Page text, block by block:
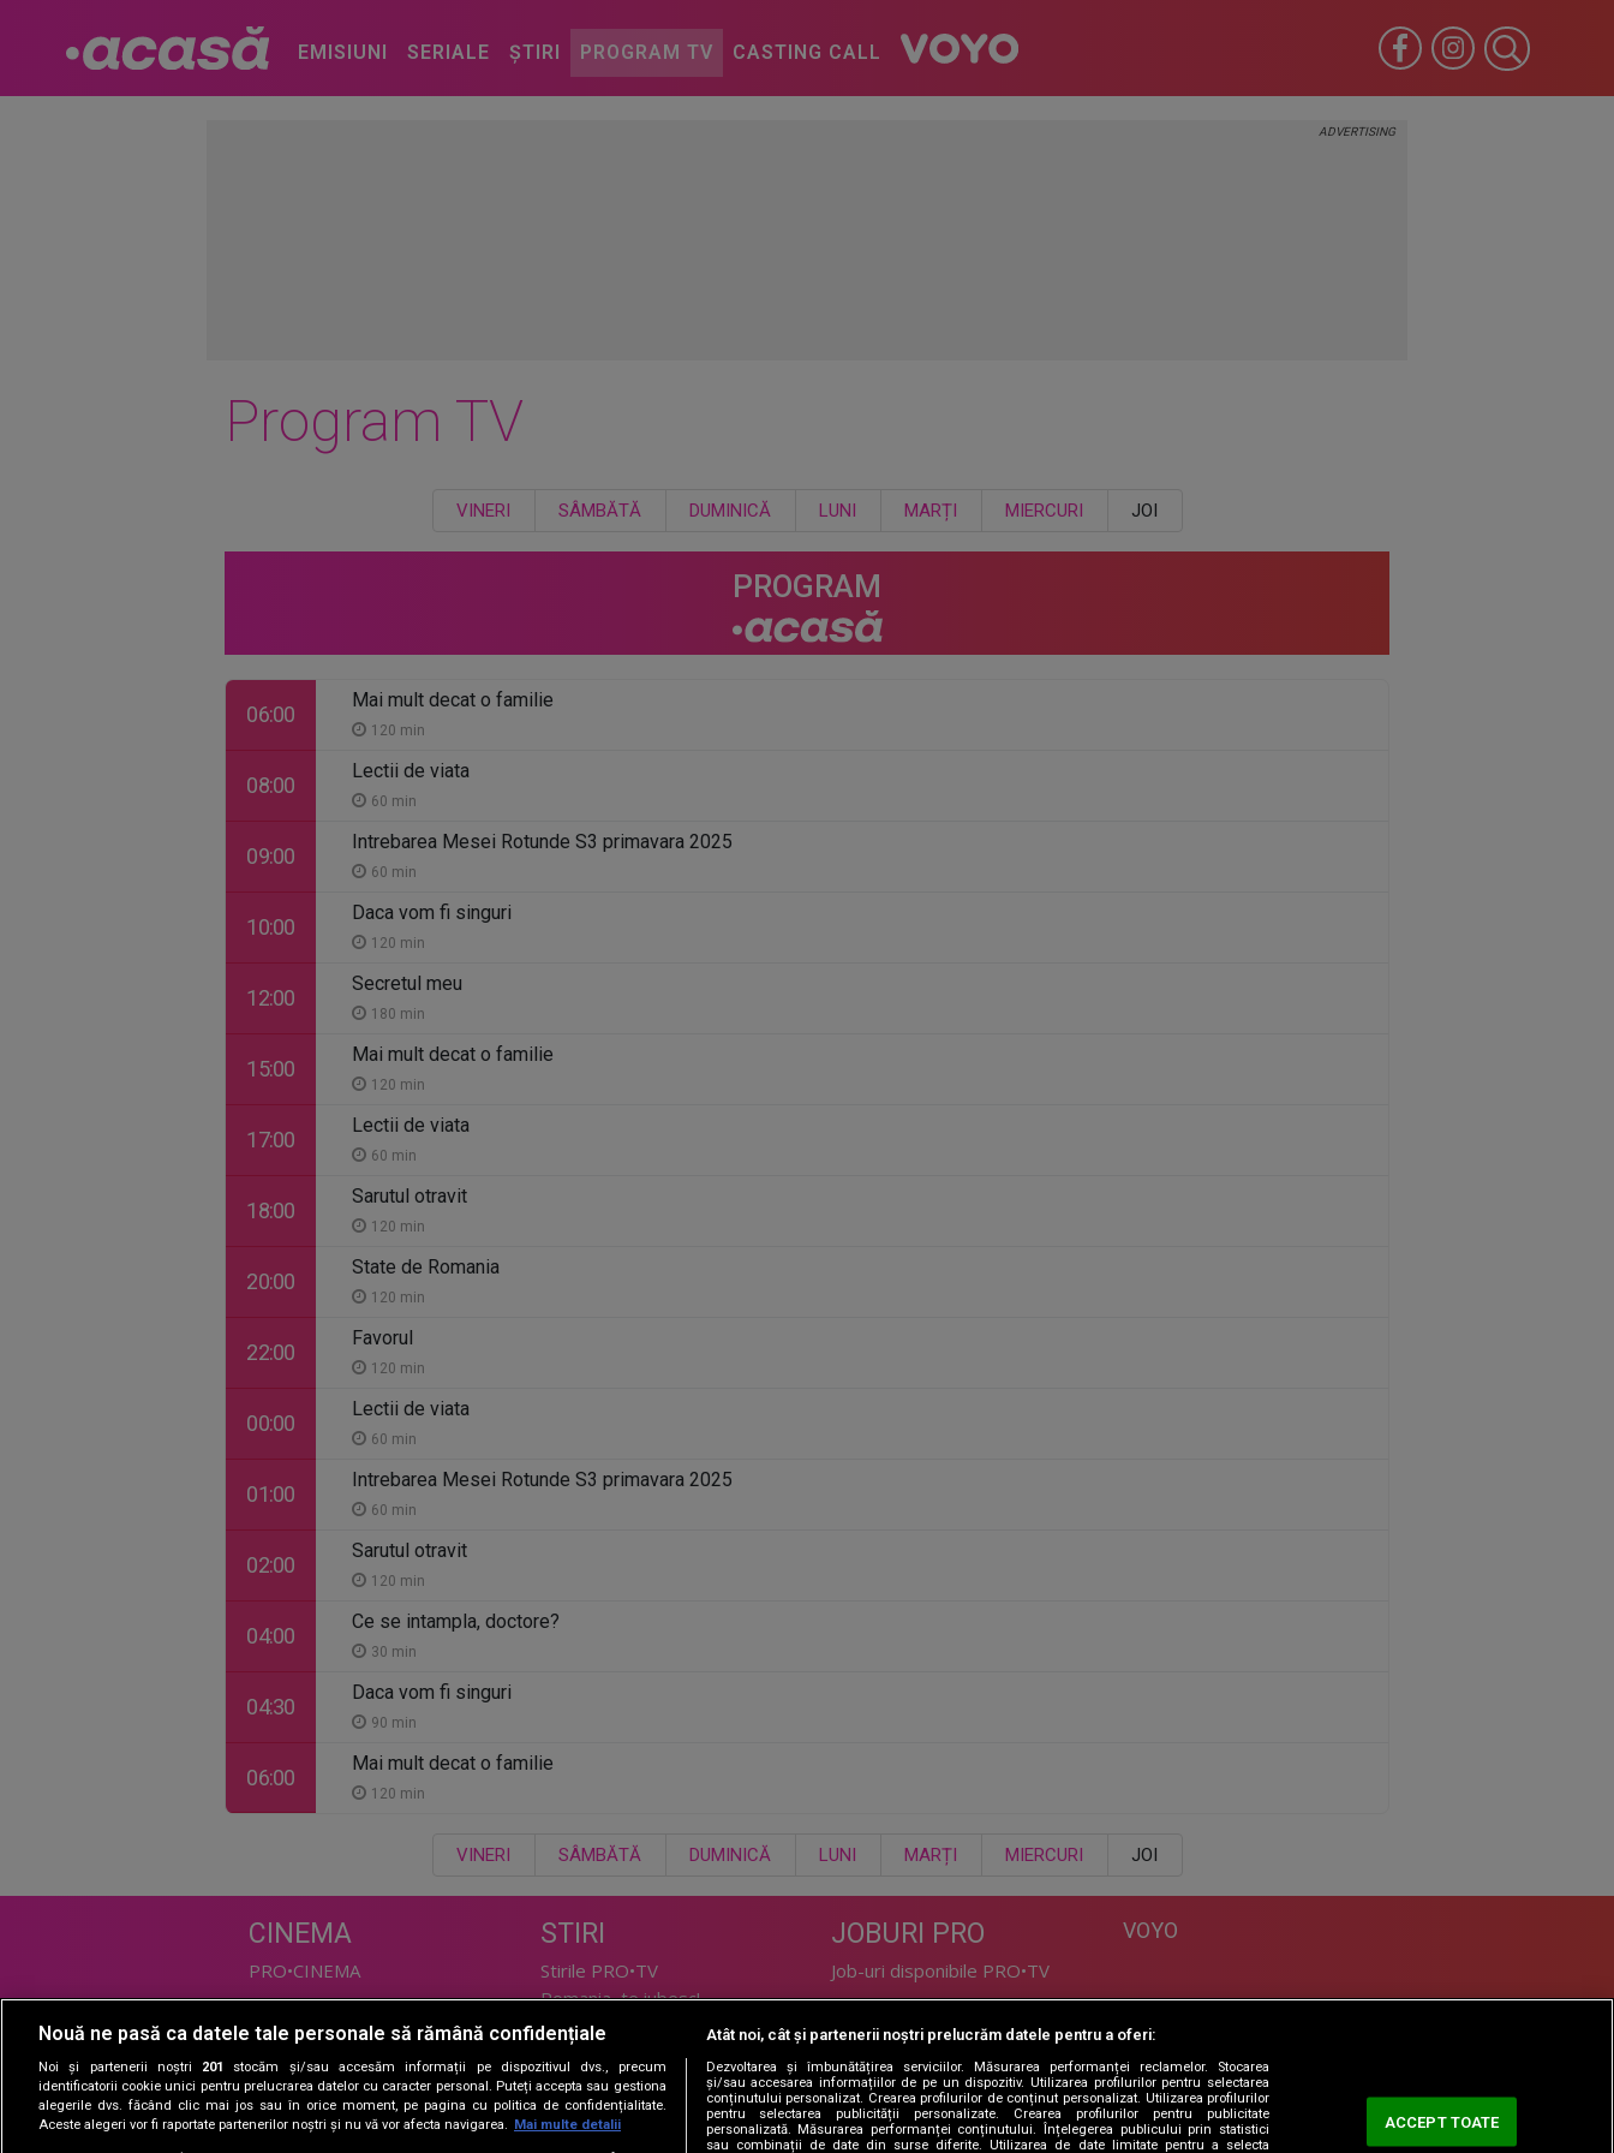
EMISIUNI SERIALE ȘTIRI PROGRAM TV CASTING CALL
Program TV
VINERI SÂMBĂTĂ DUMINICĂ LUNI MARȚI MIERCURI JOI
PROGRAM
06:00
Mai mult decat o familie
120 min
08:00
Lectii de viata
60 min
09:00
Intrebarea Mesei Rotunde S3 primavara 2025
60 min
10:00
Daca vom fi singuri
120 min
12:00
Secretul meu
180 min
15:00
Mai mult decat o familie
120 min
17:00
Lectii de viata
60 min
18:00
Sarutul otravit
120 min
20:00
State de Romania
120 min
22:00
Favorul
120 min
00:00
Lectii de viata
60 min
01:00
Intrebarea Mesei Rotunde S3 primavara 2025
60 min
02:00
Sarutul otravit
120 min
04:00
Ce se intampla, doctore?
30 min
04:30
Daca vom fi singuri
90 min
06:00
Mai mult decat o familie
120 min
VINERI SÂMBĂTĂ DUMINICĂ LUNI MARȚI MIERCURI JOI
CINEMA
PRO•CINEMA
DIVERTISMENT
PRO•TV
Romanii au talent
STIRI
Stirile PRO•TV
Romania, te iubesc!
TEHNOLOGIE
I Like IT
JOBURI PRO
Job-uri disponibile PRO•TV
LIFESTYLE
Doctor de Bine
Acasă
Acasă Gold
VOYO
Contact
Nouă ne pasă ca datele tale personale să rămână confidențiale
Noi și partenerii noștri 201
stocăm și/sau accesăm informații pe dispozitivul dvs., precum
identificatorii cookie unici pentru prelucrarea datelor cu caracter personal. Puteți accepta sau gestiona
alegerile dvs. făcând clic mai jos sau în orice moment, pe pagina cu politica de confidențialitate.
Aceste alegeri vor fi raportate partenerilor noștri și nu vă vor afecta navigarea.
Mai multe detalii
Atât noi, cât și partenerii noștri prelucrăm datele pentru a oferi:
Dezvoltarea și îmbunătățirea serviciilor. Măsurarea performanței reclamelor. Stocarea
și/sau accesarea informațiilor de pe un dispozitiv. Utilizarea profilurilor pentru selectarea
conținutului personalizat. Crearea profilurilor de conținut personalizat. Utilizarea profilurilor
pentru selectarea publicității personalizate. Crearea profilurilor pentru publicitate
personalizată. Măsurarea performanței conținutului. Înțelegerea publicului prin statistici
sau combinații de date din surse diferite. Utilizarea de date limitate pentru a selecta
ACCEPT TOATE